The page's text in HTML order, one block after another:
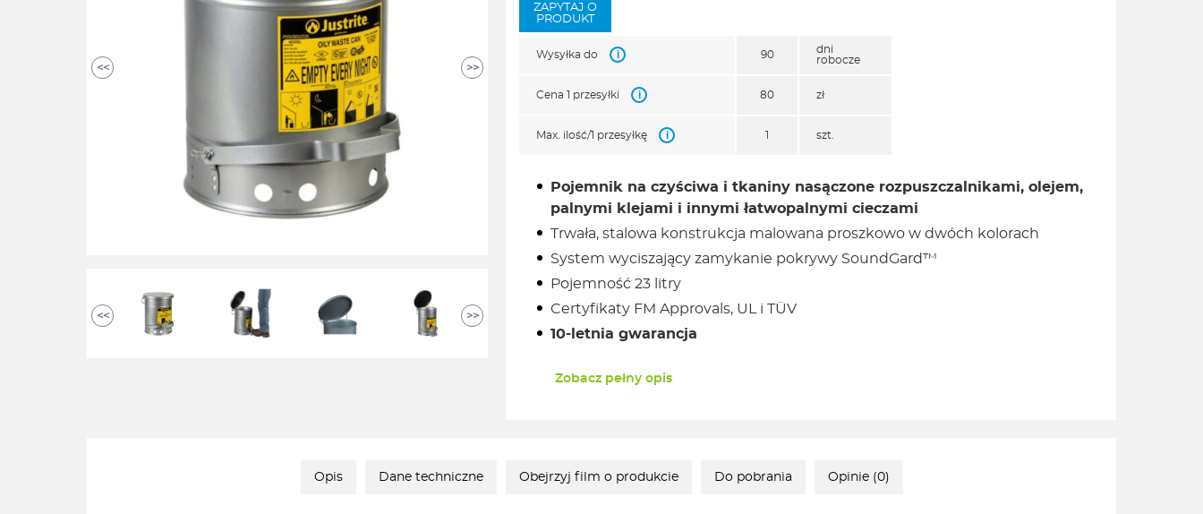
<< >>
<< >>
790,00zł
ZAPYTAJ O
PRODUKT
Wysyłka do i 90
dni
robocze
Cena 1 przesyłki i 80 zł
Max. ilość/1 przesyłkę i szt.
Pojemnik na czyściwa i tkaniny nasączone rozpuszczalnikami, olejem,
palnymi klejami i innymi łatwopalnymi cieczami
Trwała, stalowa konstrukcja malowana proszkowo w dwóch kolorach
System wyciszający zamykanie pokrywy SoundGard™
Pojemność 23 litry
Certyfikaty FM Approvals, UL i TÜV
10-letnia gwarancja
Zobacz pełny opis
Opis Dane techniczne Obejrzyj film o produkcie Do pobrania Opinie (0)